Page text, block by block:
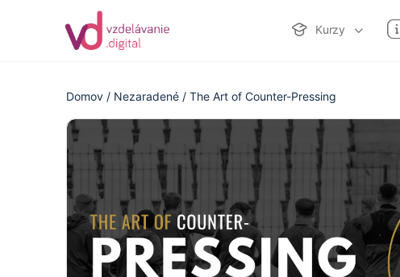
Kurzy
Domov / Nezaradené / The Art of Counter-Pressing